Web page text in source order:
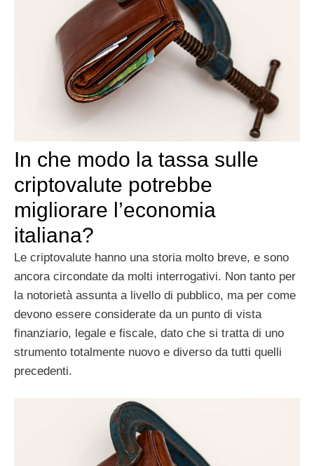
In che modo la tassa sulle
criptovalute potrebbe
migliorare l’economia
italiana?
Le criptovalute hanno una storia molto breve, e sono
ancora circondate da molti interrogativi. Non tanto per
la notorietà assunta a livello di pubblico, ma per come
devono essere considerate da un punto di vista
finanziario, legale e fiscale, dato che si tratta di uno
strumento totalmente nuovo e diverso da tutti quelli
precedenti.